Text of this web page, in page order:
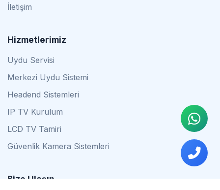
İletişim
Hizmetlerimiz
Uydu Servisi
Merkezi Uydu Sistemi
Headend Sistemleri
IP TV Kurulum
LCD TV Tamiri
Güvenlik Kamera Sistemleri
Bize Ulaşın